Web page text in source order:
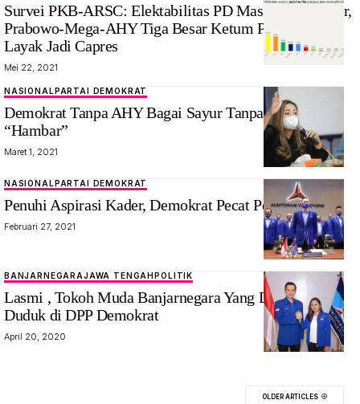
Survei PKB-ARSC: Elektabilitas PD Masuk Tiga Besar,
Prabowo-Mega-AHY Tiga Besar Ketum Parpol yang
Layak Jadi Capres
Mei 22, 2021
NASIONALPARTAI DEMOKRAT
Demokrat Tanpa AHY Bagai Sayur Tanpa Garam
“Hambar”
Maret 1, 2021
NASIONALPARTAI DEMOKRAT
Penuhi Aspirasi Kader, Demokrat Pecat Pengkhianat
Februari 27, 2021
BANJARNEGARAJAWA TENGAHPOLITIK
Lasmi , Tokoh Muda Banjarnegara Yang Dipercaya
Duduk di DPP Demokrat
April 20, 2020
OLDER ARTICLES